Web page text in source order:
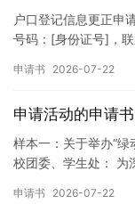
户口登记信息更正申
号码：[身份证号]，
申请书 2026-07-22
申请活动的申请书
样本一：关于举办“绿
校团委、学生处： 为
申请书 2026-07-22